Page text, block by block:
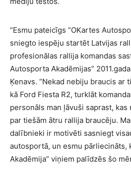
“Esmu pateicīgs “OKartes
sniegto iespēju startēt Latvijas
profesionālas rallija komandas
Autosporta Akadēmijas”
Ķenavs. “Nekad nebiju braucis ar
kā Ford Fiesta R2, turklāt
personāls man ļāvuši saprast,
par tiešām ātru rallija braucēju.
dalībnieki ir motivēti sasniegt
autosportā, un esmu pārliecināts,
Akadēmija” viņiem palīdzēs šo